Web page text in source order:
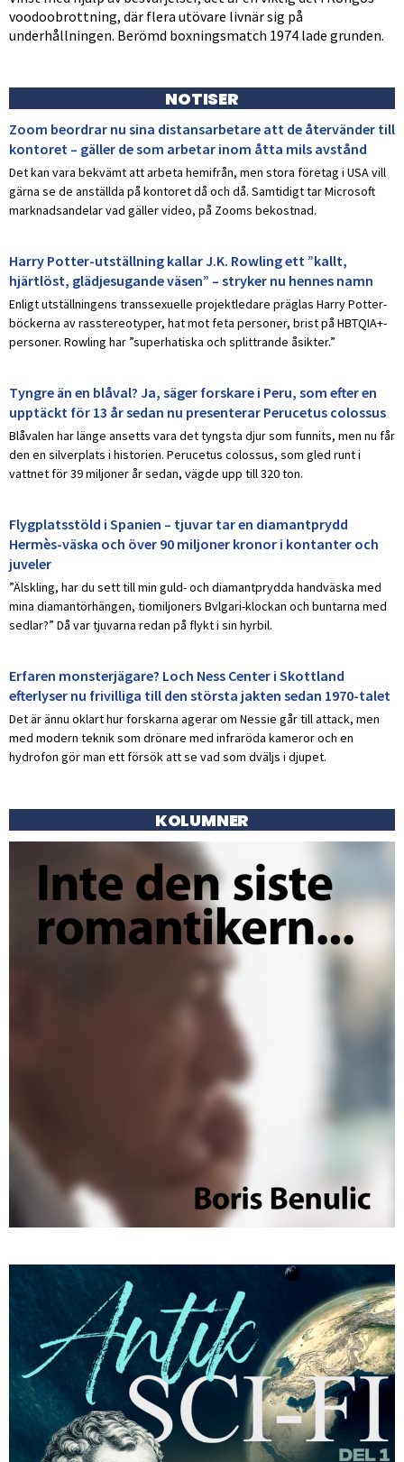
voodoobrottning, där flera utövare livnär sig på
underhållningen. Berömd boxningsmatch 1974 lade grunden.
NOTISER
Zoom beordrar nu sina distansarbetare att de återvänder till
kontoret – gäller de som arbetar inom åtta mils avstånd
Det kan vara bekvämt att arbeta hemifrån, men stora företag i USA vill
gärna se de anställda på kontoret då och då. Samtidigt tar Microsoft
marknadsandelar vad gäller video, på Zooms bekostnad.
Harry Potter-utställning kallar J.K. Rowling ett ”kallt,
hjärtlöst, glädjesugande väsen” – stryker nu hennes namn
Enligt utställningens transsexuelle projektledare präglas Harry Potter-
böckerna av rasstereotyper, hat mot feta personer, brist på HBTQIA+-
personer. Rowling har ”superhatiska och splittrande åsikter.”
Tyngre än en blåval? Ja, säger forskare i Peru, som efter en
upptäckt för 13 år sedan nu presenterar Perucetus colossus
Blåvalen har länge ansetts vara det tyngsta djur som funnits, men nu får
den en silverplats i historien. Perucetus colossus, som gled runt i
vattnet för 39 miljoner år sedan, vägde upp till 320 ton.
Flygplatsstöld i Spanien – tjuvar tar en diamantprydd
Hermès-väska och över 90 miljoner kronor i kontanter och
juveler
”Älskling, har du sett till min guld- och diamantprydda handväska med
mina diamantörhängen, tiomiljoners Bvlgari-klockan och buntarna med
sedlar?” Då var tjuvarna redan på flykt i sin hyrbil.
Erfaren monsterjägare? Loch Ness Center i Skottland
efterlyser nu frivilliga till den största jakten sedan 1970-talet
Det är ännu oklart hur forskarna agerar om Nessie går till attack, men
med modern teknik som drönare med infraröda kameror och en
hydrofon gör man ett försök att se vad som dväljs i djupet.
KOLUMNER